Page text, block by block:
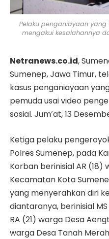
Pelaku penganiayaan
mengakui kesalahannya
Netranews.co.id,
Sumenep, Jawa Timur,
kasus penganiayaan
pemuda usai video
sosial. Jum’at, 13
Ketiga pelaku
Polres Sumenep, pada
Korban berinisial AR (18)
Kecamatan Kota
yang menyerahkan diri
diantaranya, berinisial
RA (21) warga Desa
warga Desa Tanah